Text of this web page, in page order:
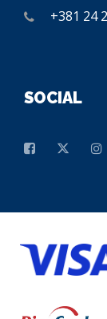
+381 24
SOCIAL